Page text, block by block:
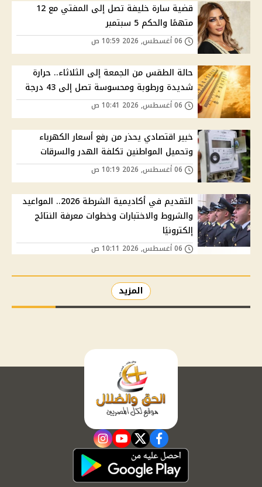
قضية سارة خليفة تصل إلى المفتي مع 12
متهمًا والحكم 5 سبتمبر
حالة الطقس من الجمعة إلى الثلاثاء.. حرارة
شديدة ورطوبة ومحسوسة تصل إلى 43 درجة
خبير اقتصادي يحذر من رفع أسعار الكهرباء
وتحميل المواطنين تكلفة الهدر والسرقات
التقديم في أكاديمية الشرطة 2026.. المواعيد
والشروط والاختبارات وخطوات معرفة النتائج
إلكترونيًا
المزيد
facebook
twitter
youtube
instagram